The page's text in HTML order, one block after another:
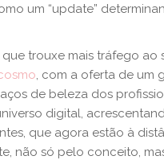
um “update”
trouxe mais tráfego ao
, com a oferta de um
de beleza dos
digital,
que agora estão à
não só pelo conceito,